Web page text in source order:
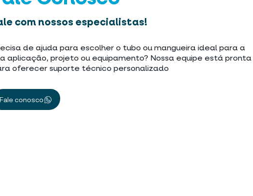
com nossos especialistas!
de ajuda para escolher o tubo ou mangueira ideal para a
aplicação, projeto ou equipamento? Nossa equipe está pronta
oferecer suporte técnico personalizado
Fale conosco